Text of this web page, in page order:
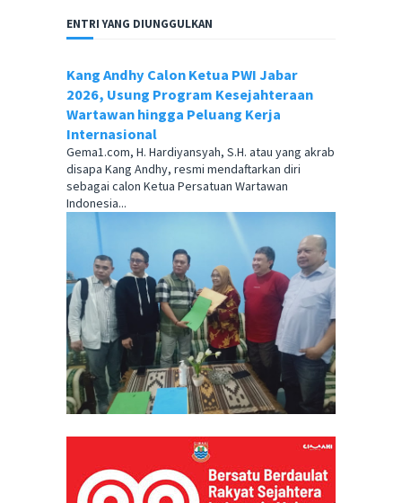
ENTRI YANG DIUNGGULKAN
Kang Andhy Calon Ketua PWI Jabar
2026, Usung Program Kesejahteraan
Wartawan hingga Peluang Kerja
Internasional
Gema1.com, H. Hardiyansyah, S.H. atau yang akrab
disapa Kang Andhy, resmi mendaftarkan diri
sebagai calon Ketua Persatuan Wartawan
Indonesia...